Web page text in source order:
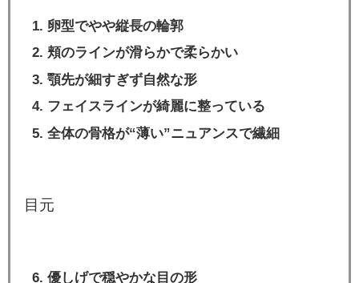
卵型でやや縦長の輪郭
頬のラインが滑らかで柔らかい
顎先が細すぎず自然な形
フェイスラインが綺麗に整っている
全体の骨格が“薄い”ニュアンスで繊細
目元
優しげで穏やかな目の形